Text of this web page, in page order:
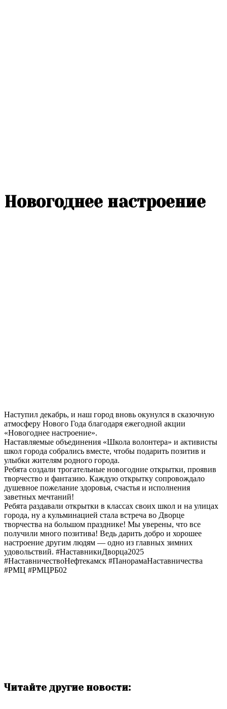
Новогоднее настроение
Наступил декабрь, и наш город вновь окунулся в сказочную
атмосферу Нового Года благодаря ежегодной акции
«Новогоднее настроение».
Наставляемые объединения «Школа волонтера» и активисты
школ города собрались вместе, чтобы подарить позитив и
улыбки жителям родного города.
Ребята создали трогательные новогодние открытки, проявив
творчество и фантазию. Каждую открытку сопровождало
душевное пожелание здоровья, счастья и исполнения
заветных мечтаний!
Ребята раздавали открытки в классах своих школ и на улицах
города, ну а кульминацией стала встреча во Дворце
творчества на большом празднике! Мы уверены, что все
получили много позитива! Ведь дарить добро и хорошее
настроение другим людям — одно из главных зимних
удовольствий. #НаставникиДворца2025
#НаставничествоНефтекамск #ПанорамаНаставничества
#РМЦ #РМЦРБ02
Читайте другие новости: